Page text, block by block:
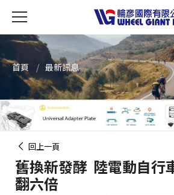
首頁 最新訊息
回上一頁
舊換新發酵 陸電動自行
翻六倍